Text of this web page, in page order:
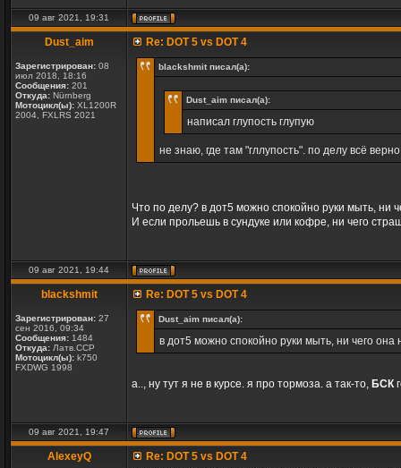
09 авг 2021, 19:31
Dust_aim
Зарегистрирован: 08
июл 2018, 18:16
Сообщения: 201
Откуда: Nürnberg
Мотоцикл(ы): XL1200R
2004, FXLRS 2021
Re: DOT 5 vs DOT 4
blackshmit писал(а):
Dust_aim писал(а):
написал глупость глупую
не знаю, где там "гллупость". по делу всё
Что по делу? в дот5 можно спокойно руки мыть, ни
И если прольешь в сундуке или кофре, ни чего
09 авг 2021, 19:44
blackshmit
Зарегистрирован: 27
сен 2016, 09:34
Сообщения: 1484
Откуда: Латв.ССР
Мотоцикл(ы): k750
FXDWG 1998
Re: DOT 5 vs DOT 4
Dust_aim писал(а):
в дот5 можно спокойно руки мыть, ни чего она
а.., ну тут я не в курсе. я про тормоза. а так-то, БСК
09 авг 2021, 19:47
AlexeyQ
Re: DOT 5 vs DOT 4